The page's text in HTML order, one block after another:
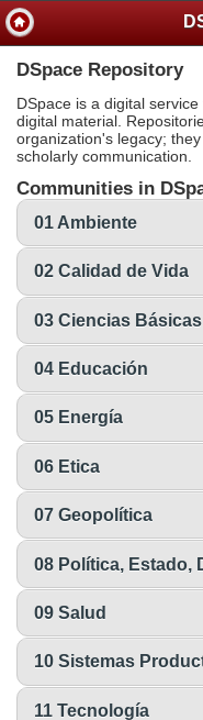
DSpace Repository
DSpace is a digital
digital material.
organization's legacy;
scholarly communication.
Communities in
01 Ambiente
02 Calidad de Vida
03 Ciencias Básicas
04 Educación
05 Energía
06 Etica
07 Geopolítica
08 Política, Estado,
09 Salud
11 Tecnología